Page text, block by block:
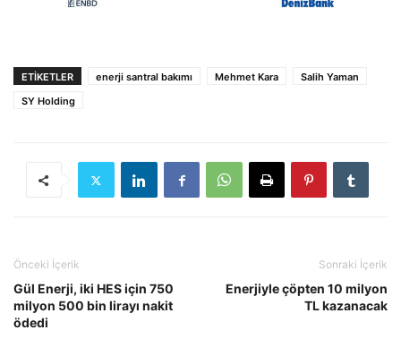
ETIKETLER enerji santral bakımı Mehmet Kara
Salih Yaman
SY Holding
Önceki İçerik
Gül Enerji, iki HES için 750
milyon 500 bin lirayı nakit
ödedi
Sonraki İçerik
Enerjiyle çöpten 10 milyon
TL kazanacak